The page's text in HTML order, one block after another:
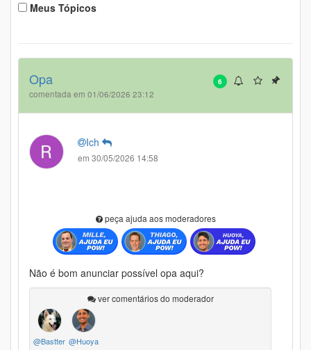
Meus Tópicos
6
Opa
comentada em 01/06/2026 23:12
Ich
em 30/05/2026 14:58
peça ajuda aos moderadores
Não é bom anunciar possível opa aqui?
ver comentários do moderador
@Bastter @Huoya